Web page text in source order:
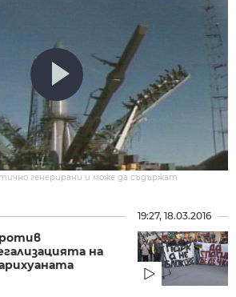
генерирани и може да съдържат
на
19:27, 18.03.2016